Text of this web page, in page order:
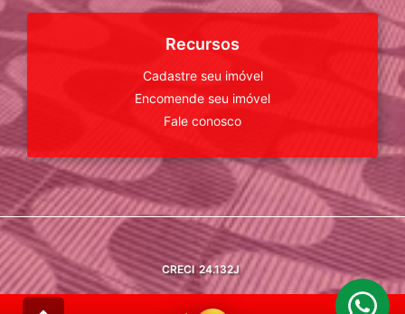
Recursos
Cadastre seu imóvel
Encomende seu imóvel
Fale conosco
CRECI 24.132J